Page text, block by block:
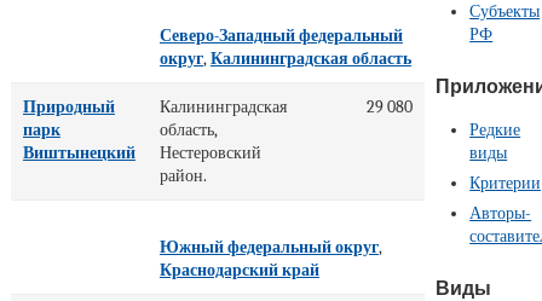
Северо-Западный федеральный
округ,Калининградская область
Природный
парк
Виштынецкий
Калининградская
область,
Нестеровский
район.
29 080
Южный федеральный округ,
Краснодарский край
Субъекты
РФ
Редкие
виды
Критерии
Авторы-
Виды